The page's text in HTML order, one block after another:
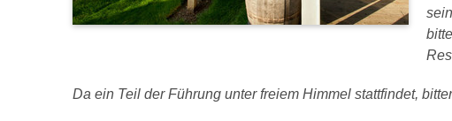
Da ein Teil der Führung unter freiem Himmel stattfindet,